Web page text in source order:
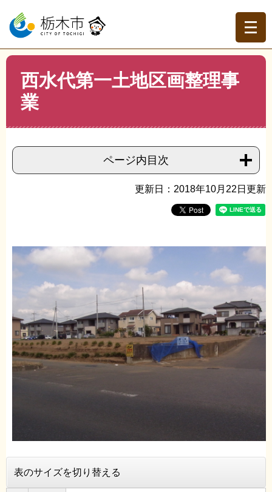
ー
の
先
ニ
ー
を
本
トップページ >組織でさがす >都市計画課 >西水代第一
土地区画整理事業
西水代第一土地区画整理事
業
ページ内目次
更新日：2018年10月22日更新
表のサイズを切り替える